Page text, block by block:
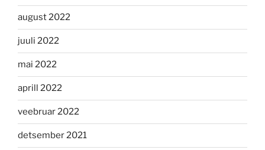
august 2022
juuli 2022
mai 2022
aprill 2022
veebruar 2022
detsember 2021